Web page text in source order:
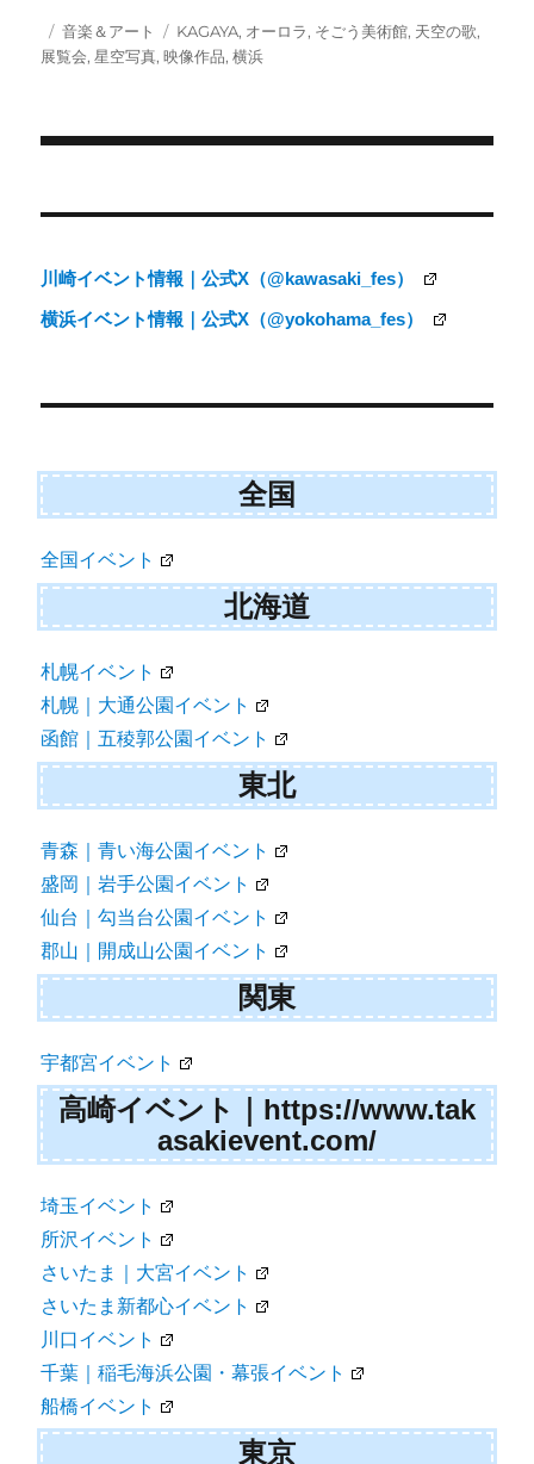
w
i
t
)
e
b
o
i
l
投
稿
カ
テ
音楽＆アート
タ
グ
KAGAYA, オーロラ, そごう美術館, 天空の歌,
展覧会,星空写真,映像作品,横浜
稿
ナ
ビ
ー
ョ
川崎イベント情報｜公式X（@kawasaki_fes）
横浜イベント情報｜公式X（@yokohama_fes）
全国
全国イベント
北海道
札幌イベント
札幌｜大通公園イベント
函館｜五稜郭公園イベント
東北
青森｜青い海公園イベント
盛岡｜岩手公園イベント
仙台｜勾当台公園イベント
郡山｜開成山公園イベント
関東
宇都宮イベント
高崎イベント｜https://www.tak
asakievent.com/
埼玉イベント
所沢イベント
さいたま｜大宮イベント
さいたま新都心イベント
川口イベント
千葉｜稲毛海浜公園・幕張イベント
船橋イベント
東京